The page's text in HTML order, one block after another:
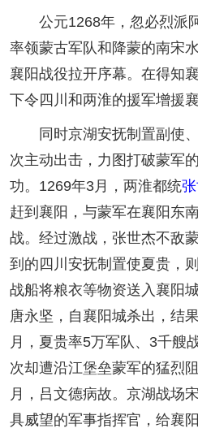
公元1268年，忽必烈派
率领蒙古军队和降蒙的南宋
襄阳战役拉开序幕。在得知
下令四川和两淮的援军增援襄
同时京湖安抚制置副使、
次主动出击，力图打破蒙军
功。1269年3月，两淮都统
赶到襄阳，与蒙军在襄阳东
战。经过激战，张世杰不敌
到的四川安抚制置使夏贵，
战船将粮衣等物资送入襄阳
唐永坚，自襄阳城杀出，结
月，夏贵率5万军队、3千艘
次却遭沿江堡垒蒙军的猛烈
月，吕文德病故。京湖战场
具威望的军事指挥官，给襄